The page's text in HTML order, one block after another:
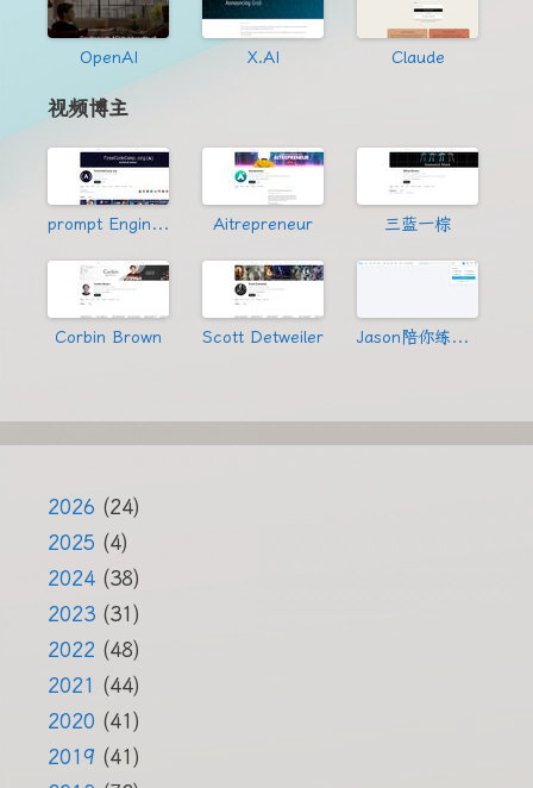
OpenAI X.AI Claude
视频博主
prompt Engineering Aitrepreneur 三蓝一棕
Corbin Brown Scott Detweiler Jason陪你练绝技
2026 (24)
2025 (4)
2024 (38)
2023 (31)
2022 (48)
2021 (44)
2020 (41)
2019 (41)